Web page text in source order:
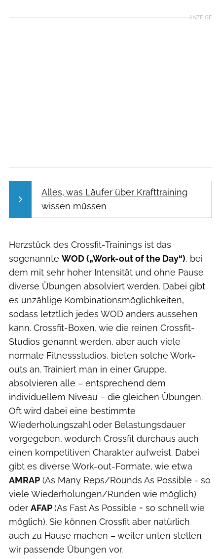
ANZEIGE
Alles, was Läufer über Krafttraining
wissen müssen
Herzstück des Crossfit-Trainings ist das
sogenannte WOD („Work-out of the Day“), bei
dem mit sehr hoher Intensität und ohne Pause
diverse Übungen absolviert werden. Dabei gibt
es unzählige Kombinationsmöglichkeiten,
sodass letztlich jedes WOD anders aussehen
kann. Crossfit-Boxen, wie die reinen Crossfit-
Studios genannt werden, aber auch viele
normale Fitnessstudios, bieten solche Work-
outs an. Trainiert man in einer Gruppe,
absolvieren alle – entsprechend dem
individuellem Niveau – die gleichen Übungen.
Oft wird dabei eine bestimmte
Wiederholungszahl oder Belastungsdauer
vorgegeben, wodurch Crossfit durchaus auch
einen kompetitiven Charakter aufweist. Dabei
gibt es diverse Work-out-Formate, wie etwa
AMRAP (As Many Reps/Rounds As Possible = so
viele Wiederholungen/Runden wie möglich)
oder AFAP(As Fast As Possible = so schnell wie
möglich). Sie können Crossfit aber natürlich
auch zu Hause machen – weiter unten stellen
wir passende Übungen vor.